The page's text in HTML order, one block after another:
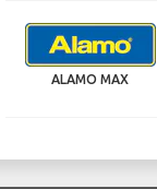
ALAMO MAX